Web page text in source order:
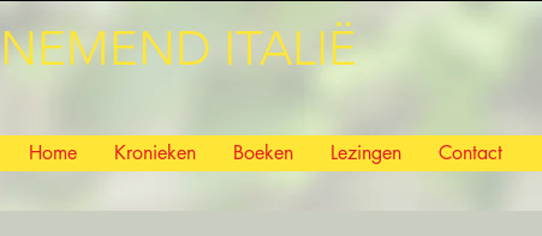
ITALIË
Home Kronieken Boeken Lezingen Contact